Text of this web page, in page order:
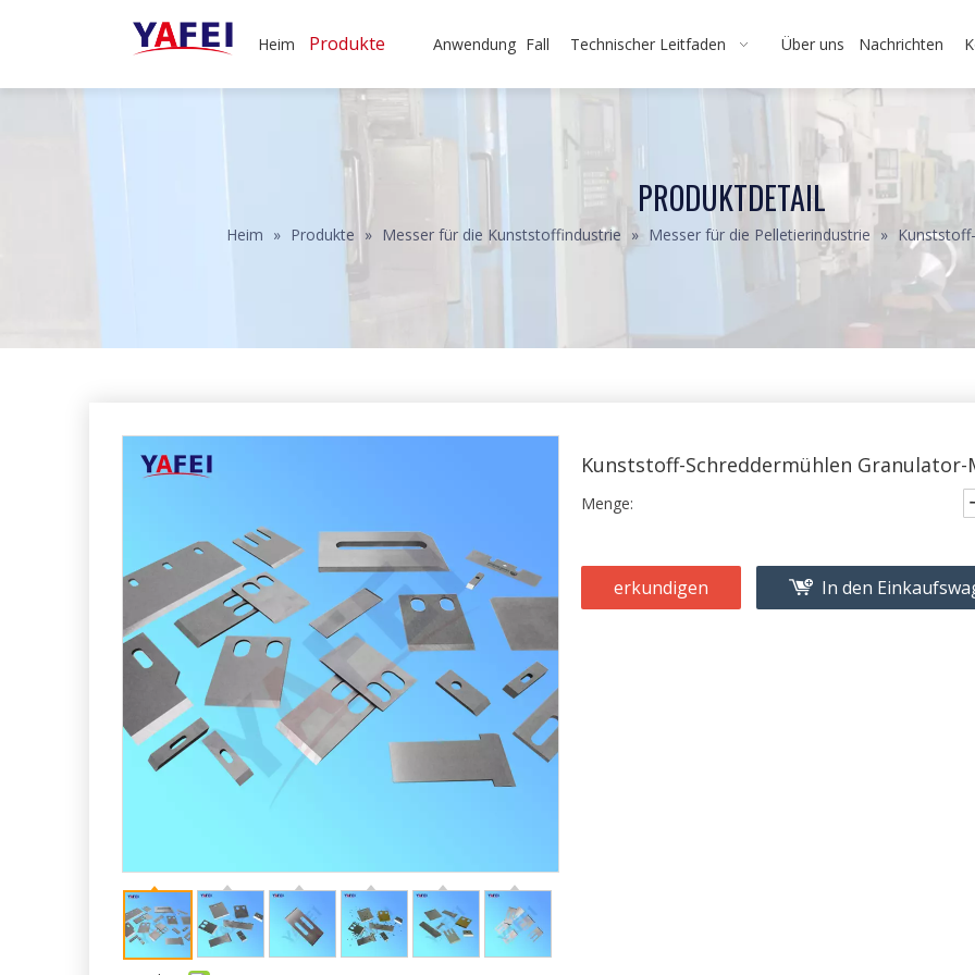
Heim Produkte Anwendung Fall Technischer Leitfaden Über uns Nachrichten
PRODUKTDETAIL
Heim » Produkte » Messer für die Kunststoffindustrie » Messer für die Pelletierindustrie »
Kunststoff-Schreddermühlen
Menge:
erkundigen In den